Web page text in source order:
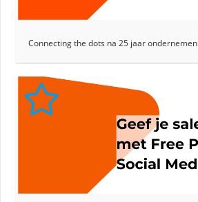
Connecting the dots na 25 jaar ondernemen